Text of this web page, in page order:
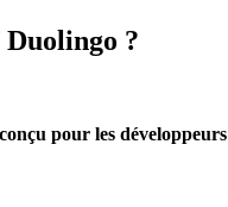
?
pour les développeurs